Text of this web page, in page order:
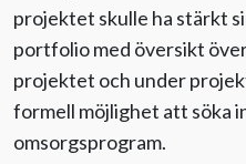
projektet skulle ha stärkt
portfolio med översikt
projektet och under
formell möjlighet att söka
omsorgsprogram.